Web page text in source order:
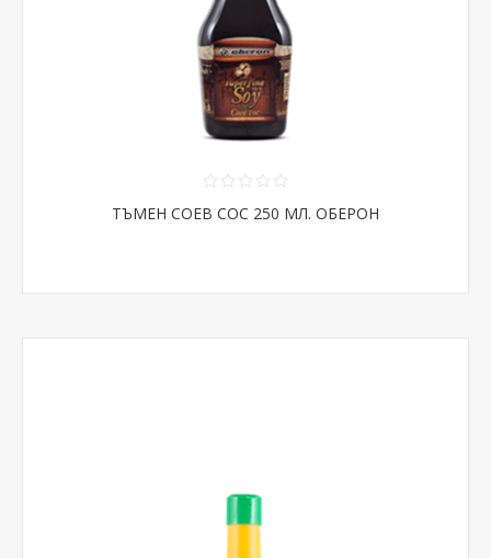
ТЪМЕН СОЕВ СОС 250 МЛ. ОБЕРОН